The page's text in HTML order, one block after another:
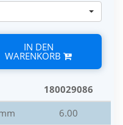
IN DEN
WARENKORB
180029086
6.00